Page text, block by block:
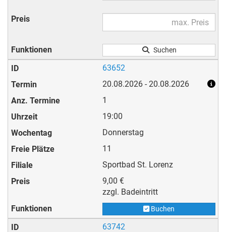
Suchen
63652
20.08.2026 - 20.08.2026
1
19:00
Donnerstag
11
Sportbad St. Lorenz
9,00 €
zzgl. Badeintritt
Buchen
63742